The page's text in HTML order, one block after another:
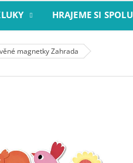
HRAJEME SI SPOLU
magnetky Zahrada